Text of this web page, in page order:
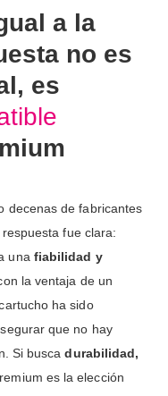
a la
no es
es
decenas de fabricantes
fue clara:
una fiabilidad y
con la ventaja de un
ha sido
que no hay
Si buscadurabilidad,
es la elección